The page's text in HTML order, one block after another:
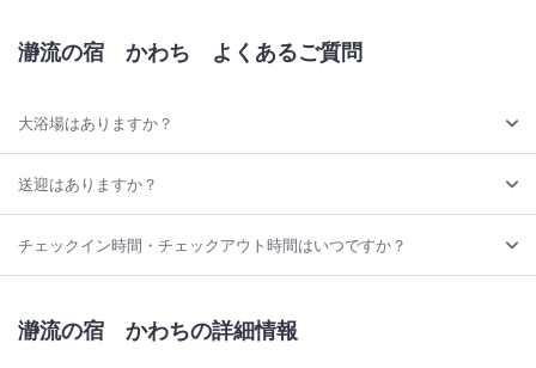
瀞流の宿 かわち よくあるご質問
大浴場はありますか？
送迎はありますか？
チェックイン時間・チェックアウト時間はいつですか？
瀞流の宿 かわちの詳細情報